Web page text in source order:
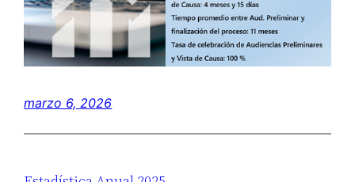
marzo 6, 2026